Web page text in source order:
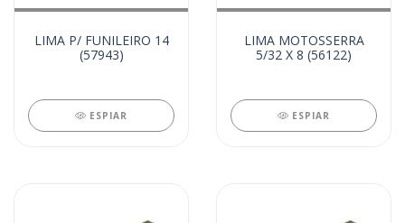
LIMA P/ FUNILEIRO 14
(57943)
ESPIAR
LIMA MOTOSSERRA
5/32 X 8 (56122)
ESPIAR